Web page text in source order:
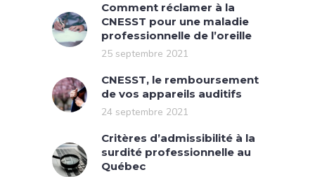
Comment réclamer à la
CNESST pour une maladie
professionnelle de l’oreille
25 septembre 2021
CNESST, le remboursement
de vos appareils auditifs
24 septembre 2021
Critères d’admissibilité à la
surdité professionnelle au
Québec